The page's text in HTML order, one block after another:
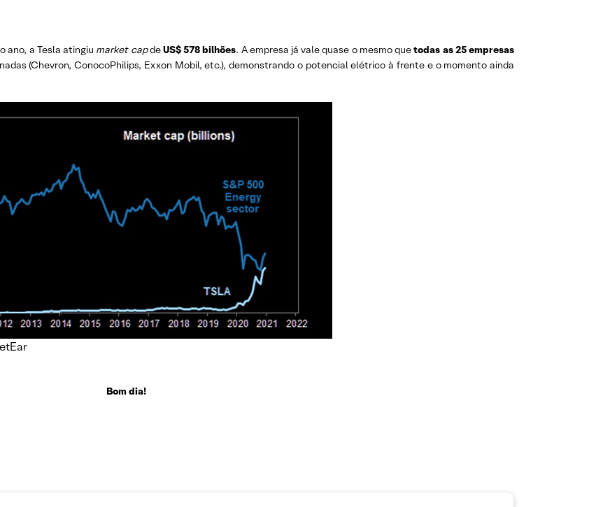
ano, a Tesla atingiu market capdeUS$ 578 bilhões. A empresa já vale quase o mesmo quetodas as 25 empresas
(Chevron, ConocoPhilips, Exxon Mobil, etc.), demonstrando o potencial elétrico à frente e o momento ainda
Bom dia!